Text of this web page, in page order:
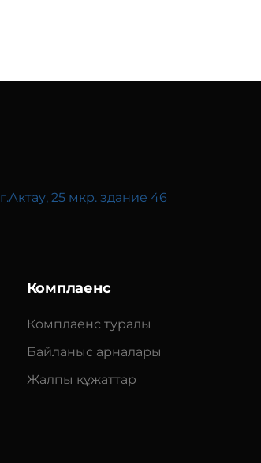
г.Актау, 25 мкр. здание 46
Комплаенс
Комплаенс туралы
Байланыс арналары
Жалпы құжаттар